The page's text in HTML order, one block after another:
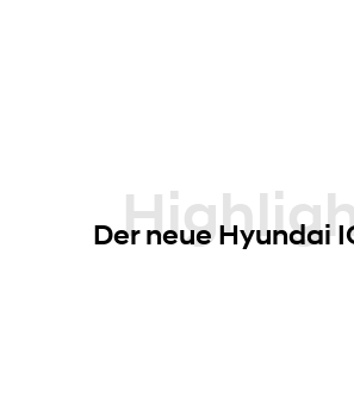
Highlights
Der neue Hyundai